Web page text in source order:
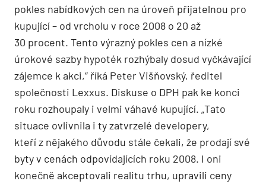
pokles nabídkových cen na úroveň přijatelnou pro
kupující – od vrcholu v roce 2008 o 20 až
30 procent. Tento výrazný pokles cen a nízké
úrokové sazby hypoték rozhýbaly dosud vyčkávající
zájemce k akci,“ říká Peter Višňovský, ředitel
společnosti Lexxus. Diskuse o DPH pak ke konci
roku rozhoupaly i velmi váhavé kupující. „Tato
situace ovlivnila i ty zatvrzelé developery,
kteří z nějakého důvodu stále čekali, že prodají své
byty v cenách odpovídajících roku 2008. I oni
konečně akceptovali realitu trhu, upravili ceny